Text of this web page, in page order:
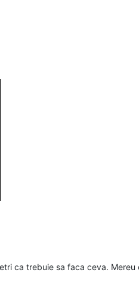
ca trebuie sa faca ceva. Mereu